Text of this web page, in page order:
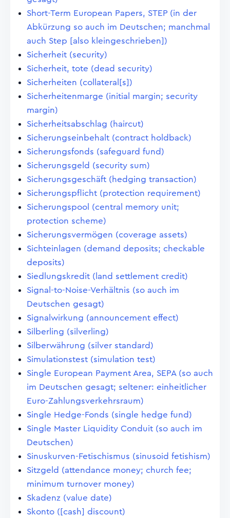
Short-Term European Papers, STEP (in der
Abkürzung so auch im Deutschen; manchmal
auch Step [also kleingeschrieben])
Sicherheit (security)
Sicherheit, tote (dead security)
Sicherheiten (collateral[s])
Sicherheitenmarge (initial margin; security
margin)
Sicherheitsabschlag (haircut)
Sicherungseinbehalt (contract holdback)
Sicherungsfonds (safeguard fund)
Sicherungsgeld (security sum)
Sicherungsgeschäft (hedging transaction)
Sicherungspflicht (protection requirement)
Sicherungspool (central memory unit;
protection scheme)
Sicherungsvermögen (coverage assets)
Sichteinlagen (demand deposits; checkable
deposits)
Siedlungskredit (land settlement credit)
Signal-to-Noise-Verhältnis (so auch im
Deutschen gesagt)
Signalwirkung (announcement effect)
Silberling (silverling)
Silberwährung (silver standard)
Simulationstest (simulation test)
Single European Payment Area, SEPA (so auch
im Deutschen gesagt; seltener: einheitlicher
Euro-Zahlungsverkehrsraum)
Single Hedge-Fonds (single hedge fund)
Single Master Liquidity Conduit (so auch im
Deutschen)
Sinuskurven-Fetischismus (sinusoid fetishism)
Sitzgeld (attendance money; church fee;
minimum turnover money)
Skadenz (value date)
Skonto ([cash] discount)